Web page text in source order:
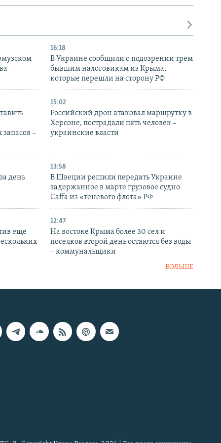
–
16:18
В Украине сообщили о подозрении трем
бывшим налоговикам из Крыма,
которые перешли на сторону РФ
–
15:02
Российский дрон атаковал маршрутку в
Херсоне, пострадали пять человек –
украинские власти
день
13:58
В Швеции решили передать Украине
задержанное в марте грузовое судно
Caffa из «теневого флота» РФ
еще
12:47
На востоке Крыма более 30 сел и
поселков второй день остаются без воды
– коммунальщики
БОЛЬШЕ